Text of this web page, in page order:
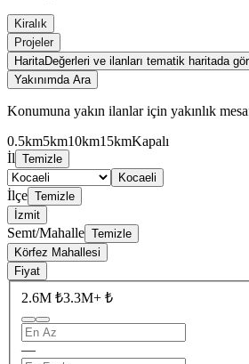
Kiralık
Projeler
HaritaDeğerleri ve ilanları tematik haritada
Yakınımda Ara
Konumuna yakın ilanlar için yakınlık
0.5km5km10km15kmKapalı
İl Temizle
Kocaeli
İlçe Temizle
İzmit
Semt/Mahalle Temizle
Körfez Mahallesi
Fiyat
2.6M ₺3.3M+ ₺
—